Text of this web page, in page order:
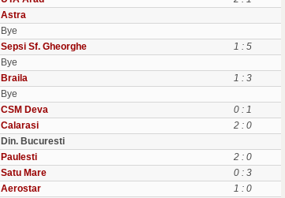
Astra
Bye
Sepsi Sf. Gheorghe
1 : 5
Bye
Braila
1 : 3
Bye
CSM Deva
0 : 1
Calarasi
2 : 0
Din. Bucuresti
Paulesti
2 : 0
Satu Mare
0 : 3
Aerostar
1 : 0